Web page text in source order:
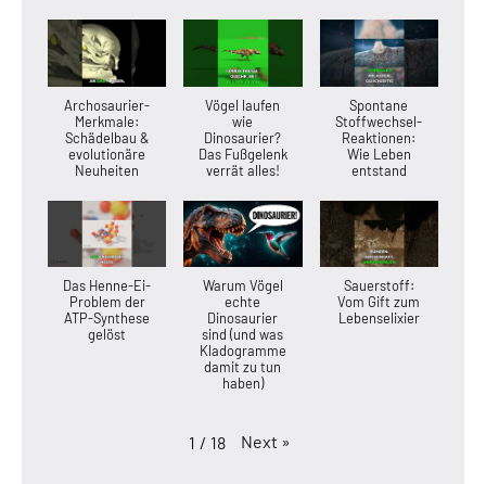
Archosaurier-
Merkmale:
Schädelbau &
evolutionäre
Neuheiten
Vögel laufen
wie
Dinosaurier?
Das Fußgelenk
verrät alles!
Spontane
Stoffwechsel-
Reaktionen:
Wie Leben
entstand
Das Henne-Ei-
Problem der
ATP-Synthese
gelöst
Warum Vögel
echte
Dinosaurier
sind (und was
Kladogramme
damit zu tun
haben)
Sauerstoff:
Vom Gift zum
Lebenselixier
1 / 18 Next »